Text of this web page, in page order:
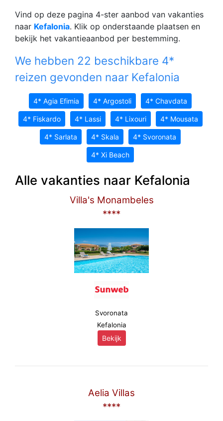
Vind op deze pagina 4-ster aanbod van vakanties
naar Kefalonia. Klik op onderstaande plaatsen en
bekijk het vakantieaanbod per bestemming.
We hebben 22 beschikbare 4*
reizen gevonden naar Kefalonia
4* Agia Efimia 4* Argostoli 4* Chavdata
4* Fiskardo 4* Lassi 4* Lixouri 4* Mousata
4* Sarlata 4* Skala 4* Svoronata
4* Xi Beach
Alle vakanties naar Kefalonia
Villa's Monambeles
****
Svoronata
Kefalonia
Bekijk
Aelia Villas
****